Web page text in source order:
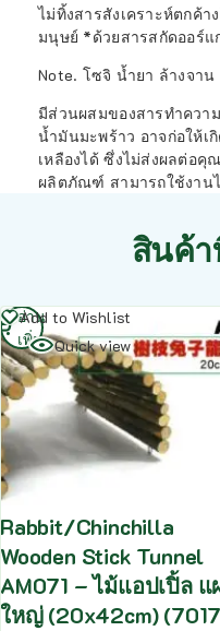
ไม่ทิ้งสารสังเคราะห์ตกค้
มนุษย์ *ด้วยสารสกัดออร์แ
Note. โซจิ น้ำยา ล้างจา
มีส่วนผสมของสารทำควา
น้ำมันมะพร้าว อาจก่อให้เ
เหลืองได้ ซึ่งไม่ส่งผลต่อ
ผลิตภัณฑ์ สามารถใช้งาน
สินค้า
Add to Wishlist
Quick view
Rabbit/Chinchilla
Wooden Stick Tunnel
AM071 – ไม้แอปเปิ้ล แ
ใหญ่ (20x42cm)
อ่าน
เพิ่ม